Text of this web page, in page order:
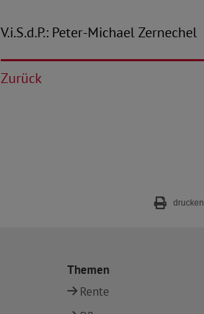
V.i.S.d.P.: Peter-Michael Zernechel
Zurück
drucken
Themen
Rente